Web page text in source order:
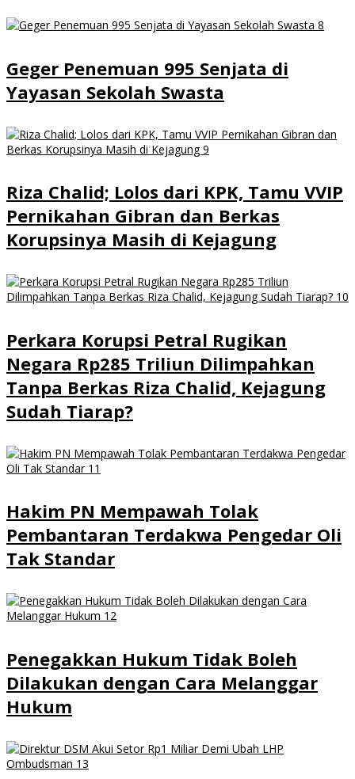
Geger Penemuan 995 Senjata di
Yayasan Sekolah Swasta
Riza Chalid; Lolos dari KPK, Tamu VVIP
Pernikahan Gibran dan Berkas
Korupsinya Masih di Kejagung
Perkara Korupsi Petral Rugikan
Negara Rp285 Triliun Dilimpahkan
Tanpa Berkas Riza Chalid, Kejagung
Sudah Tiarap?
Hakim PN Mempawah Tolak
Pembantaran Terdakwa Pengedar Oli
Tak Standar
Penegakkan Hukum Tidak Boleh
Dilakukan dengan Cara Melanggar
Hukum